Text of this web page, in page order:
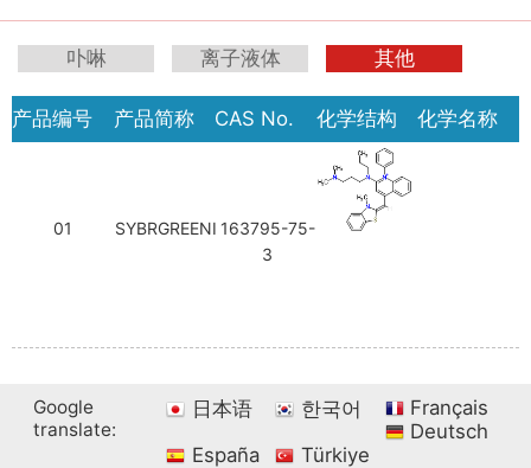
卟啉 离子液体 其他
产品编号 产品简称 CAS No. 化学结构 化学名称
01 SYBRGREENⅠ 163795-75-
3
Google
translate:
日本语 한국어
Français
Deutsch
España
Türkiye